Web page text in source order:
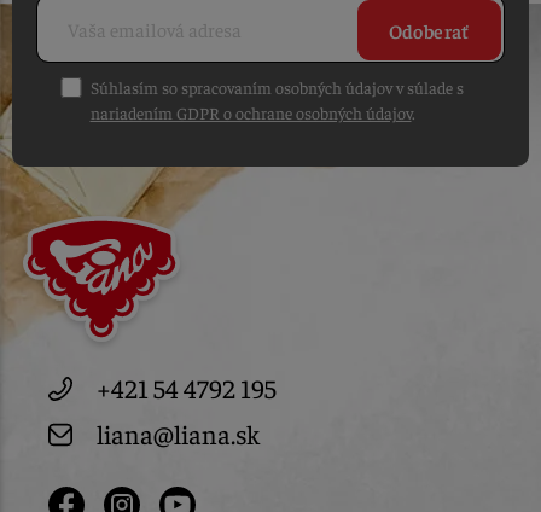
Odoberať
Súhlasím so spracovaním osobných údajov v súlade s
nariadením GDPR o ochrane osobných údajov.
+421 54 4792 195
liana@liana.sk